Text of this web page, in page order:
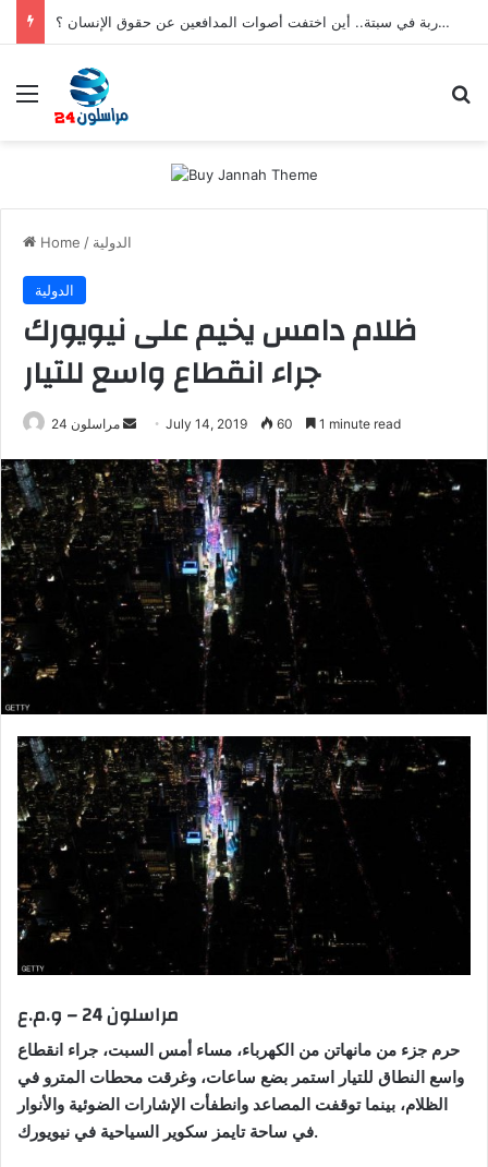
بعد تعنيف المغاربة في سبتة.. أين اختفت أصوات المدافعين عن حقوق الإنسان ؟
Menu
Home / الدولية
الدولية
ظلام دامس يخيم على نيويورك
جراء انقطاع واسع للتيار
مراسلون 24
Send
email
July 14, 2019 60 1 minute read
مراسلون 24 – و.م.ع
حرم جزء من مانهاتن من الكهرباء، مساء أمس السبت، جراء انقطاع
واسع النطاق للتيار استمر بضع ساعات، وغرقت محطات المترو في
الظلام، بينما توقفت المصاعد وانطفأت الإشارات الضوئية والأنوار
في ساحة تايمز سكوير السياحية في نيويورك.